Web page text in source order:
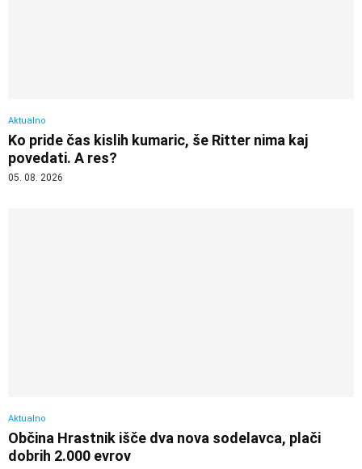
Aktualno
Ko pride čas kislih kumaric, še Ritter nima kaj
povedati. A res?
05. 08. 2026
Aktualno
Občina Hrastnik išče dva nova sodelavca, plači
dobrih 2.000 evrov